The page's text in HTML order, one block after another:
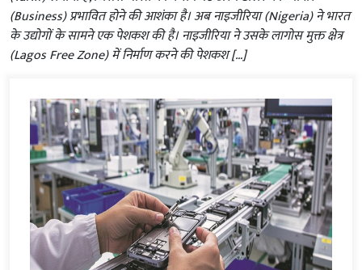
(Business) प्रभावित होने की आशंका है। अब नाइजीरिया (Nigeria) ने भारत
के उद्योगों के सामने एक पेशकश की है। नाइजीरिया ने उसके लागोस मुक्त क्षेत्र
(Lagos Free Zone) में निर्माण करने की पेशकश […]